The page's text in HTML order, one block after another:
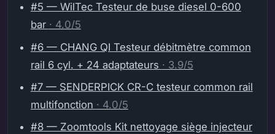
#5 — WilTec Testeur de buse diesel 0-600
bar · 4.0/5
#6 — CHANG QI Testeur débitmètre common
rail 6 cyl. + 24 adaptateurs · 3.9/5
#7 — SENDERPICK CR-C testeur common rail
multifonction · 4.0/5
#8 — Zoomtools Kit nettoyage siège injecteur